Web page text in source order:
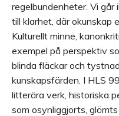
regelbundenheter. Vi
till klarhet, där okunskap
Kulturellt minne,
exempel på perspektiv
blinda fläckar och
kunskapsfärden. I HLS
litterära verk, historiska
som osynliggjorts,